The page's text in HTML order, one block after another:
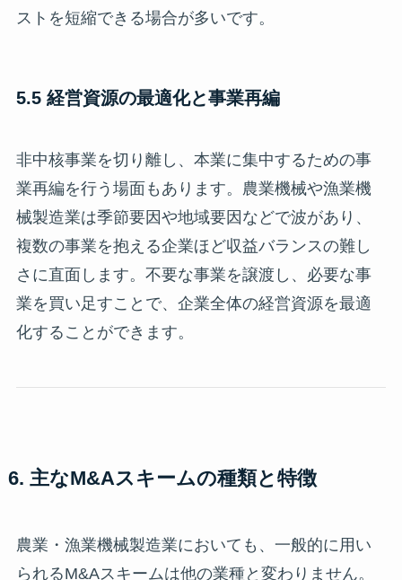
ストを短縮できる場合が多いです。
5.5 経営資源の最適化と事業再編
非中核事業を切り離し、本業に集中するための事
業再編を行う場面もあります。農業機械や漁業機
械製造業は季節要因や地域要因などで波があり、
複数の事業を抱える企業ほど収益バランスの難し
さに直面します。不要な事業を譲渡し、必要な事
業を買い足すことで、企業全体の経営資源を最適
化することができます。
6. 主なM&Aスキームの種類と特徴
農業・漁業機械製造業においても、一般的に用い
られるM&Aスキームは他の業種と変わりません。